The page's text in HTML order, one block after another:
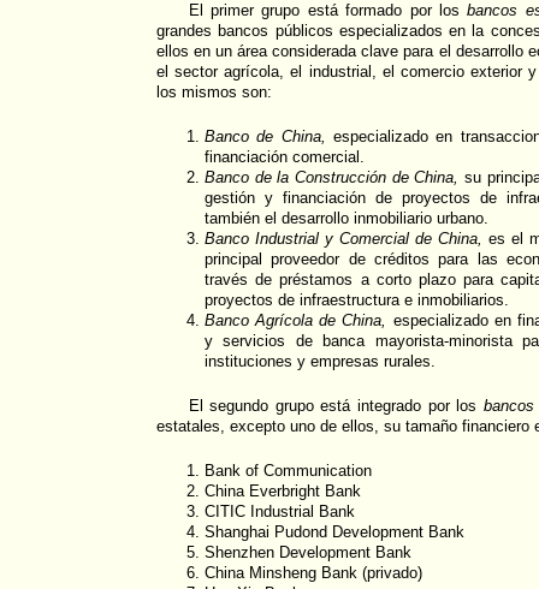
El primer grupo está formado por losbancos
grandes bancos públicos especializados en la
ellos en un área considerada clave para el desarrollo
el sector agrícola, el industrial, el comercio exterior
los mismos son:
Banco de China, especializado en
financiación comercial.
Banco de la Construcción de China, su
gestión y financiación de proyectos de
también el desarrollo inmobiliario urbano.
Banco Industrial y Comercial de China, es el
principal proveedor de créditos para las
través de préstamos a corto plazo para
proyectos de infraestructura e inmobiliarios.
Banco Agrícola de China, especializado en
y servicios de banca mayorista-minorista
instituciones y empresas rurales.
El segundo grupo está integrado por los bancos
estatales, excepto uno de ellos, su tamaño financiero
Bank of Communication
China Everbright Bank
CITIC Industrial Bank
Shanghai Pudond Development Bank
Shenzhen Development Bank
China Minsheng Bank (privado)